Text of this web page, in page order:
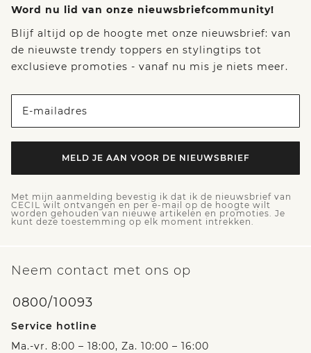
Word nu lid van onze nieuwsbriefcommunity!
Blijf altijd op de hoogte met onze nieuwsbrief: van
de nieuwste trendy toppers en stylingtips tot
exclusieve promoties - vanaf nu mis je niets meer.
E-mailadres
MELD JE AAN VOOR DE NIEUWSBRIEF
Met mijn aanmelding bevestig ik dat ik de nieuwsbrief van
CECIL wilt ontvangen en per e-mail op de hoogte wilt
worden gehouden van nieuwe artikelen en promoties. Je
kunt deze toestemming op elk moment intrekken.
Neem contact met ons op
0800/10093
Service hotline
Ma.-vr. 8:00 – 18:00, Za. 10:00 – 16:00